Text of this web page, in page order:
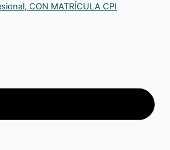
CON MATRÍCULA CPI